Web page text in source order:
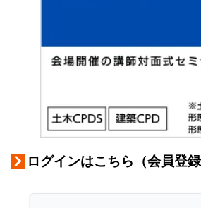
ログインはこちら（会員登録